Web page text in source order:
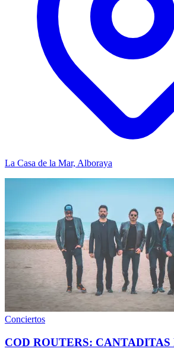
La Casa de la Mar, Alboraya
Conciertos
COD ROUTERS: